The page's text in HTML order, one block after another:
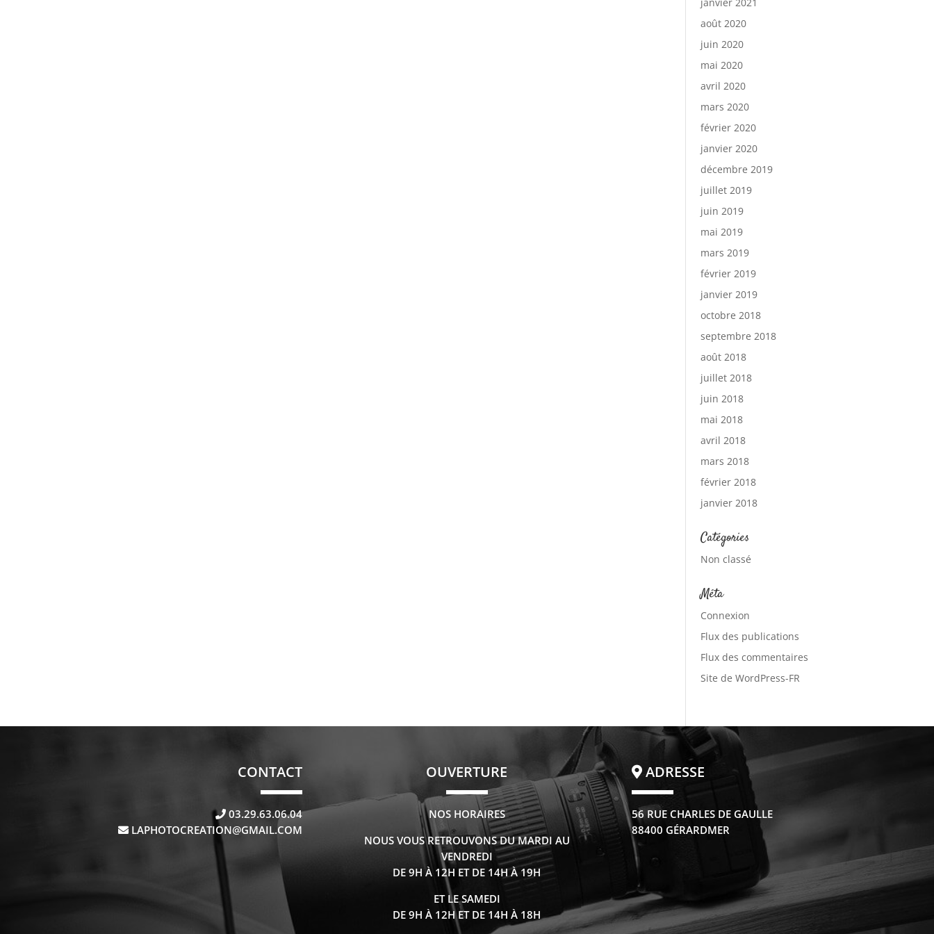
août 2020
juin 2020
mai 2020
avril 2020
mars 2020
février 2020
janvier 2020
décembre 2019
juillet 2019
juin 2019
mai 2019
mars 2019
février 2019
janvier 2019
octobre 2018
septembre 2018
août 2018
juillet 2018
juin 2018
mai 2018
avril 2018
mars 2018
février 2018
janvier 2018
Catégories
Non classé
Méta
Connexion
Flux des publications
Flux des commentaires
Site de WordPress-FR
CONTACT
03.29.63.06.04
LAPHOTOCREATION@GMAIL.COM
OUVERTURE
NOS HORAIRES
NOUS VOUS RETROUVONS DU MARDI AU
VENDREDI
DE 9H À 12H ET DE 14H À 19H
ET LE SAMEDI
DE 9H À 12H ET DE 14H À 18H
ADRESSE
56 RUE CHARLES DE GAULLE
88400 GÉRARDMER